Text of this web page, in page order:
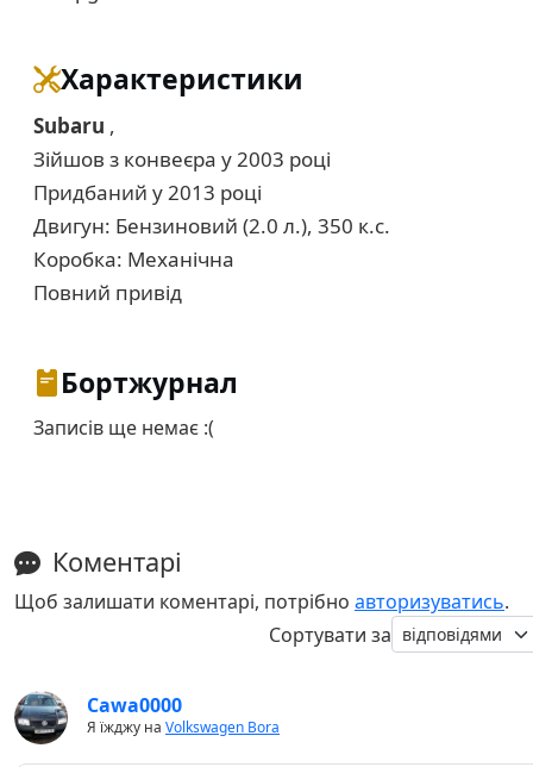
Характеристики
Subaru ,
Зійшов з конвеєра у 2003 році
Придбаний у 2013 році
Двигун: Бензиновий (2.0 л.), 350 к.с.
Коробка: Механічна
Повний привід
Бортжурнал
Записів ще немає :(
Коментарі
Щоб залишати коментарі, потрібно авторизуватись.
Сортувати за
Cawa0000
Я їжджу на Volkswagen Bora